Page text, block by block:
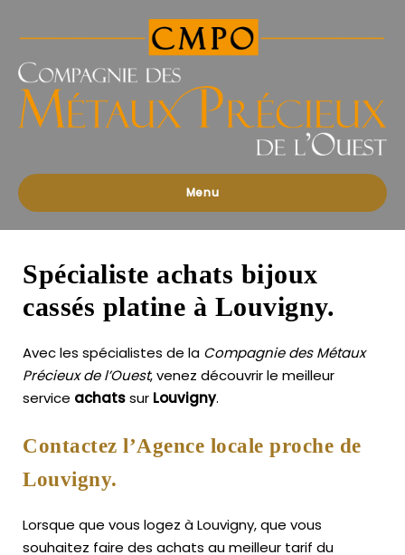
des
Précieux
l'Ouest
Menu
Spécialiste achats bijoux
cassés platine à Louvigny.
Avec les spécialistes de la Compagnie des Métaux
Précieux de l’Ouest, venez découvrir le meilleur
service achatssur Louvigny.
Contactez l’Agence locale proche de
Louvigny.
Lorsque que vous logez à Louvigny, que vous
souhaitez faire des achats au meilleur tarif du